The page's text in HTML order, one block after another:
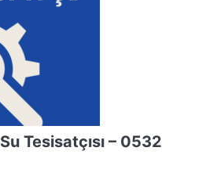
Tesisatçısı – 0532